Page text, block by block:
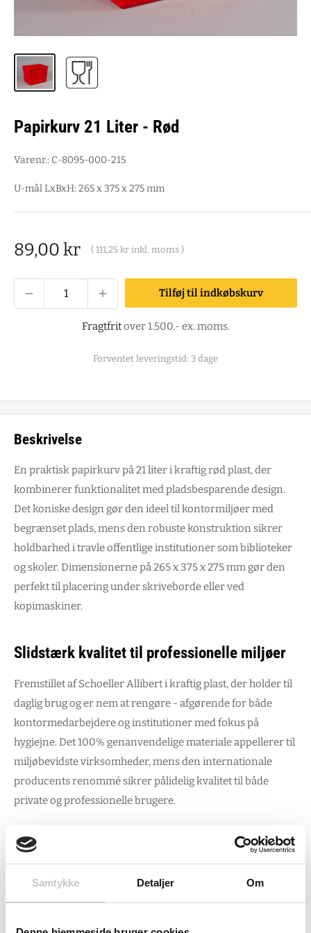
Samtykke Detaljer Om
Papirkurv 21 Liter - Rød
Varenr.: C-8095-000-215
U-mål LxBxH: 265 x 375 x 275 mm
Salgspris
89,00 kr ( 111,25 kr inkl. moms )
Tilføj til indkøbskurv
Fragtfritover 1.500.- ex. moms.
Forventet leveringstid: 3 dage
Beskrivelse
En praktisk papirkurv på 21 liter i kraftig rød plast, der
kombinerer funktionalitet med pladsbesparende design.
Det koniske design gør den ideel til kontormiljøer med
begrænset plads, mens den robuste konstruktion sikrer
holdbarhed i travle offentlige institutioner som biblioteker
og skoler. Dimensionerne på 265 x 375 x 275 mm gør den
perfekt til placering under skriveborde eller ved
kopimaskiner.
Slidstærk kvalitet til professionelle miljøer
Fremstillet af Schoeller Allibert i kraftig plast, der holder til
daglig brug og er nem at rengøre - afgørende for både
kontormedarbejdere og institutioner med fokus på
hygiejne. Det 100% genanvendelige materiale appellerer til
miljøbevidste virksomheder, mens den internationale
producents renommé sikrer pålidelig kvalitet til både
private og professionelle brugere.
Gennemtænkt design med praktiske fordele
Den koniske form optimerer både lager- og